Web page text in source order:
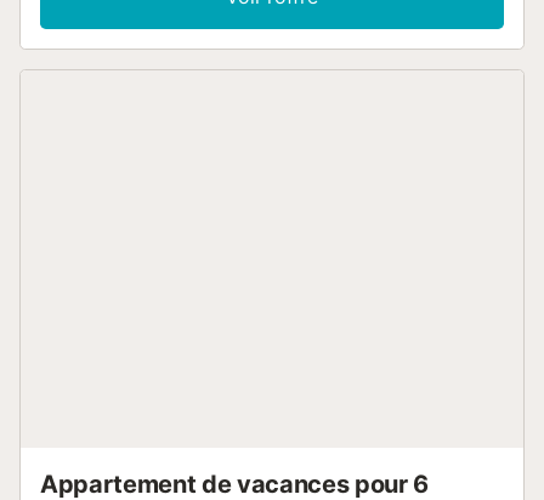
machine à laver. Votre espace extérieur privé comprend un
balcon. L'établissement donne accès à un espace
Appartement de vacances pour 6